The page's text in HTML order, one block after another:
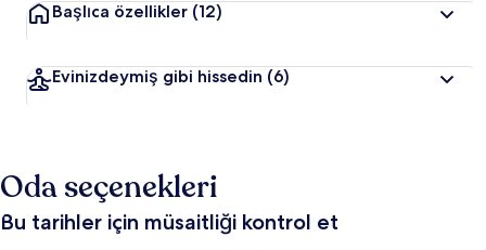
Başlıca özellikler (12)
Evinizdeymiş gibi hissedin (6)
Oda seçenekleri
Bu tarihler için müsaitliği kontrol et